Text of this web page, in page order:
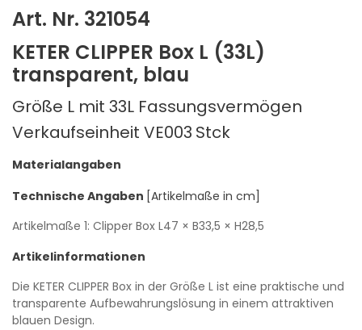
Art. Nr. 321054
KETER CLIPPER Box L (33L)
transparent, blau
Größe L mit 33L Fassungsvermögen
Verkaufseinheit VE003 Stck
Materialangaben
Technische Angaben [Artikelmaße in cm]
Artikelmaße 1: Clipper Box L47 × B33,5 × H28,5
Artikelinformationen
Die KETER CLIPPER Box in der Größe L ist eine praktische und
transparente Aufbewahrungslösung in einem attraktiven
blauen Design.